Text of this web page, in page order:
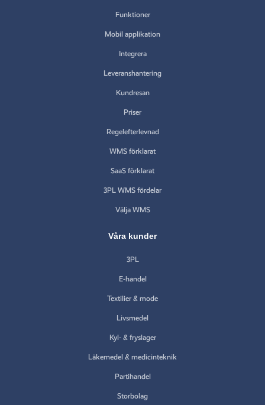
Funktioner
Mobil applikation
Integrera
Leveranshantering
Kundresan
Priser
Regelefterlevnad
WMS förklarat
SaaS förklarat
3PL WMS fördelar
Välja WMS
Våra kunder
3PL
E-handel
Textilier & mode
Livsmedel
Kyl- & fryslager
Läkemedel & medicinteknik
Partihandel
Storbolag